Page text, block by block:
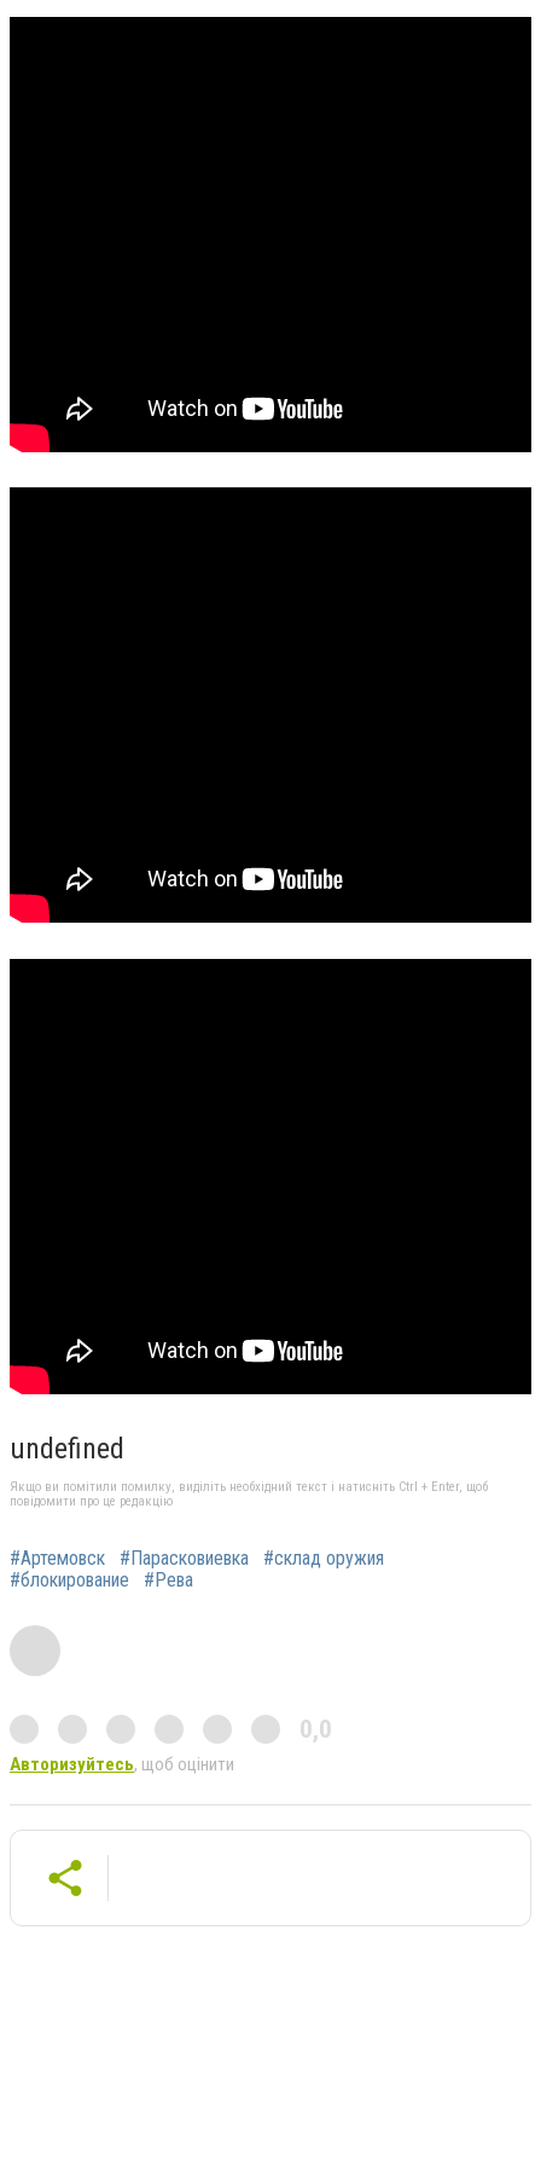
undefined
Якщо ви помітили помилку, виділіть необхідний текст і натисніть Ctrl + Enter, щоб
повідомити про це редакцію
#Артемовск #Парасковиевка
#склад оружия
#блокирование
#Рева
0,0
Авторизуйтесь, щоб оцінити